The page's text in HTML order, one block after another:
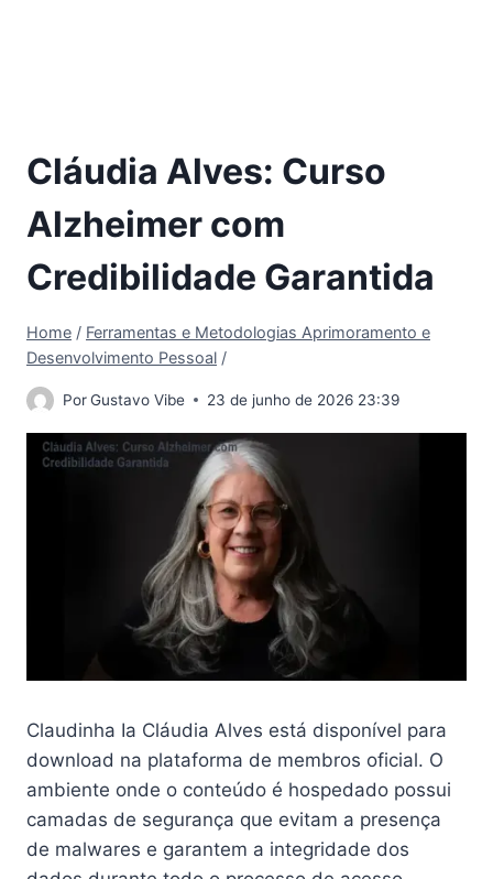
Cláudia Alves: Curso
Alzheimer com
Credibilidade Garantida
Home / Ferramentas e Metodologias Aprimoramento e
Desenvolvimento Pessoal /
PorGustavo Vibe 23 de junho de 2026 23:39
Claudinha Ia Cláudia Alves está disponível para
download na plataforma de membros oficial. O
ambiente onde o conteúdo é hospedado possui
camadas de segurança que evitam a presença
de malwares e garantem a integridade dos